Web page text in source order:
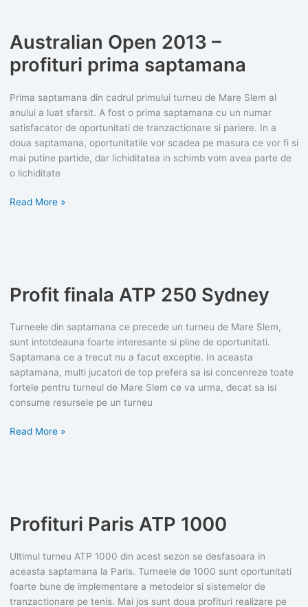
Australian Open 2013 –
profituri prima saptamana
Prima saptamana din cadrul primului turneu de Mare Slem al
anului a luat sfarsit. A fost o prima saptamana cu un numar
satisfacator de oportunitati de tranzactionare si pariere. In a
doua saptamana, oportunitatile vor scadea pe masura ce vor fi si
mai putine partide, dar lichiditatea in schimb vom avea parte de
o lichiditate
Australian
saptamana
Read More »
Profit finala ATP 250 Sydney
Turneele din saptamana ce precede un turneu de Mare Slem,
sunt intotdeauna foarte interesante si pline de oportunitati.
Saptamana ce a trecut nu a facut exceptie. In aceasta
saptamana, multi jucatori de top prefera sa isi concenreze toate
fortele pentru turneul de Mare Slem ce va urma, decat sa isi
consume resursele pe un turneu
Profit
Read More »
Profituri Paris ATP 1000
Ultimul turneu ATP 1000 din acest sezon se desfasoara in
aceasta saptamana la Paris. Turneele de 1000 sunt oportunitati
foarte bune de implementare a metodelor si sistemelor de
tranzactionare pe tenis. Mai jos sunt doua profituri realizare pe